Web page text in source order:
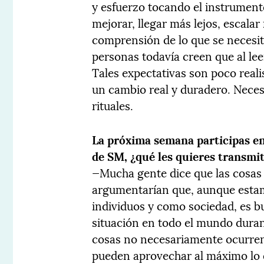
y esfuerzo tocando el
mejorar, llegar más lejos,
comprensión de lo que se
personas todavía creen que al
Tales expectativas son poco
un cambio real y duradero.
rituales.
La próxima semana participas
de SM, ¿qué les quieres
—Mucha gente dice que las
argumentarían que, aunque
individuos y como sociedad, es
situación en todo el mundo
cosas no necesariamente
pueden aprovechar al máximo